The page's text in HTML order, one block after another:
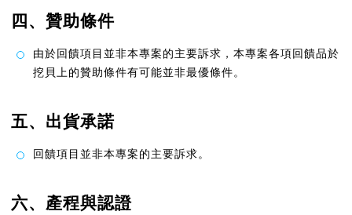
四、贊助條件
由於回饋項目並非本專案的主要訴求，本專案各項回饋品於
挖貝上的贊助條件有可能並非最優條件。
五、出貨承諾
回饋項目並非本專案的主要訴求。
六、產程與認證